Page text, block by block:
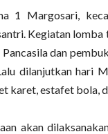
1 Margosari,
Kegiatan
dan
dilanjutkan hari
karet, estafet bola,
akan